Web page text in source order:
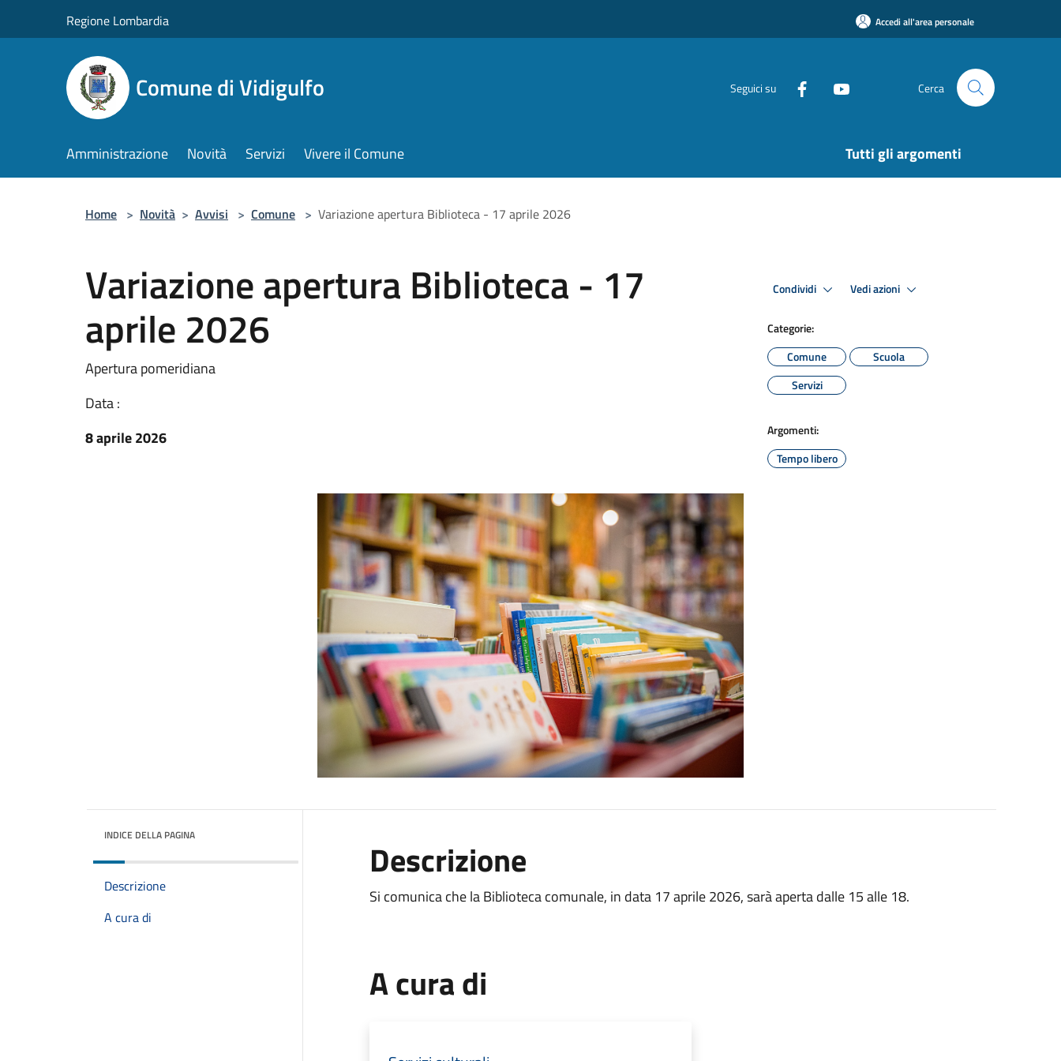
Regione Lombardia Accedi all'area personale
Comune di Vidigulfo Seguici su Cerca
Amministrazione Novità Servizi Vivere il Comune Tutti gli argomenti
Home > Novità > Avvisi > Comune > Variazione apertura Biblioteca - 17 aprile 2026
Variazione apertura Biblioteca - 17
aprile 2026
Apertura pomeridiana
Data :
8 aprile 2026
Condividi Vedi azioni
Categorie:
Comune
Scuola
Servizi
Argomenti:
Tempo libero
INDICE DELLA PAGINA
Descrizione
A cura di
Descrizione
Si comunica che la Biblioteca comunale, in data 17 aprile 2026, sarà aperta dalle 15 alle 18.
A cura di